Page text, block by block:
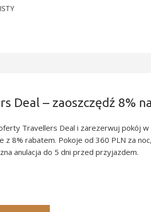
Travellers Deal – zaoszczędź 8% na pobycie w centrum Warszawy
Deal i zarezerwuj pokój w Hotelu
Pokoje od 360 PLN za noc, bezpłatne
5 dni przed przyjazdem.